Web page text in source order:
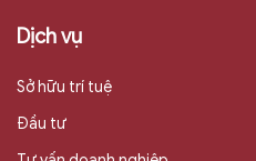
Dịch vụ
Sở hữu trí tuệ
Đầu tư